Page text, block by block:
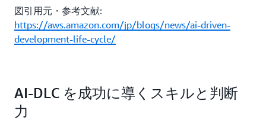
図引用元・参考文献:
https://aws.amazon.com/jp/blogs/news/ai-driven-
development-life-cycle/
AI-DLC を成功に導くスキルと判断
力